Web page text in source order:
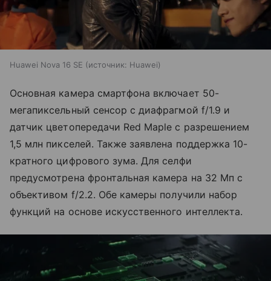
Huawei Nova 16 SE источник: Huawei
Основная камера смартфона включает 50-
мегапиксельный сенсор с диафрагмой f/1.9 и
датчик цветопередачи Red Maple с разрешением
1,5 млн пикселей. Также заявлена поддержка 10-
кратного цифрового зума. Для селфи
предусмотрена фронтальная камера на 32 Мп с
объективом f/2.2. Обе камеры получили набор
функций на основе искусственного интеллекта.